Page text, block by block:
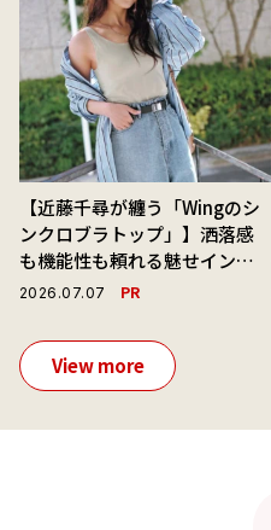
【近藤千尋が纏う「Wingのシ
ンクロブラトップ」】洒落感
も機能性も頼れる魅せインナ
ーで毎日を心地よくアプデ！
2026.07.07 PR
View more